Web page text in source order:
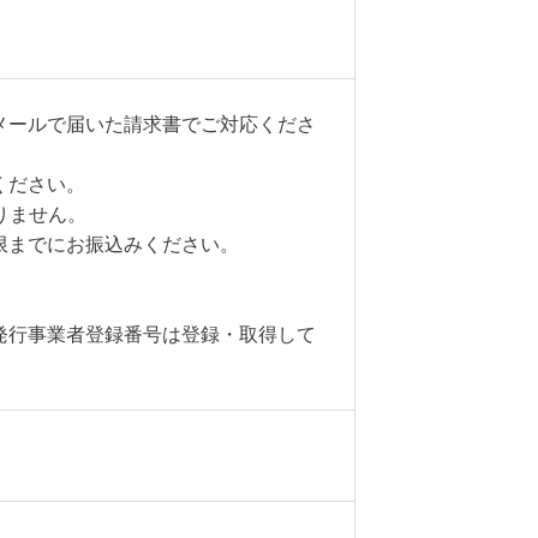
ルで届いた請求書でご対応くださ
さい。
せん。
でにお振込みください。
事業者登録番号は登録・取得して